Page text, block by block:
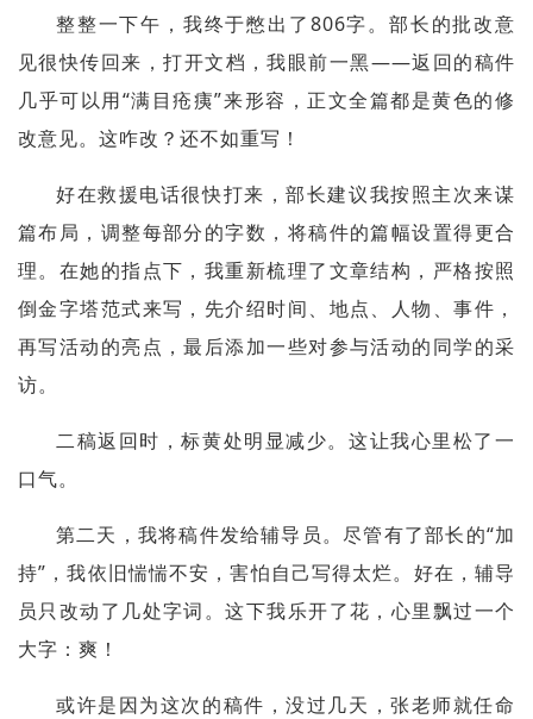
整整一下午，我终于憋出了806字。部长的批改意
见很快传回来，打开文档，我眼前一黑——返回的稿件
几乎可以用“满目疮痍”来形容，正文全篇都是黄色的修
改意见。这咋改？还不如重写！
好在救援电话很快打来，部长建议我按照主次来谋
篇布局，调整每部分的字数，将稿件的篇幅设置得更合
理。在她的指点下，我重新梳理了文章结构，严格按照
倒金字塔范式来写，先介绍时间、地点、人物、事件，
再写活动的亮点，最后添加一些对参与活动的同学的采
访。
二稿返回时，标黄处明显减少。这让我心里松了一
口气。
第二天，我将稿件发给辅导员。尽管有了部长的“加
持”，我依旧惴惴不安，害怕自己写得太烂。好在，辅导
员只改动了几处字词。这下我乐开了花，心里飘过一个
大字：爽！
或许是因为这次的稿件，没过几天，张老师就任命